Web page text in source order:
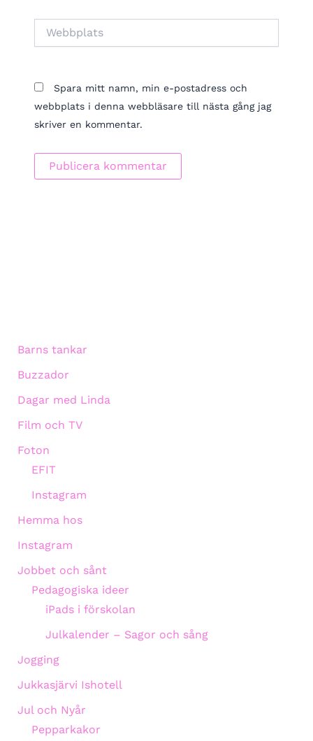
Spara mitt namn, min e-postadress och
webbplats i denna webbläsare till nästa gång jag
skriver en kommentar.
Barns tankar
Buzzador
Dagar med Linda
Film och TV
Foton
EFIT
Instagram
Hemma hos
Instagram
Jobbet och sånt
Pedagogiska ideer
iPads i förskolan
Julkalender – Sagor och sång
Jogging
Jukkasjärvi Ishotell
Jul och Nyår
Pepparkakor